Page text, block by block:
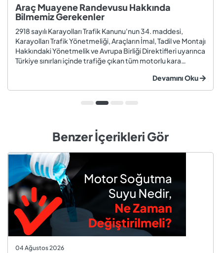
Araç Muayene Randevusu Hakkında
Bilmemiz Gerekenler
2918 sayılı Karayolları Trafik Kanunu'nun 34. maddesi,
Karayolları Trafik Yönetmeliği, Araçların İmal, Tadil ve Montajı
Hakkındaki Yönetmelik ve Avrupa Birliği Direktifleri uyarınca
Türkiye sınırları içinde trafiğe çıkan tüm motorlu kara
zorundadır. Araç muayenesi; otomobil, motosiklet,
kamyon, kamyo...
Devamını Oku
Benzer İçerikleri Gör
04 Ağustos 2026